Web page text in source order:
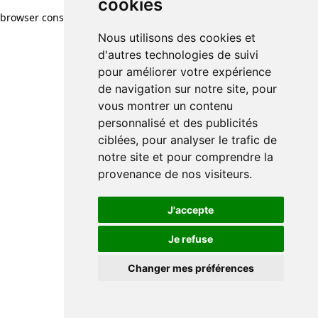
cookies
Nous utilisons des cookies et
d'autres technologies de suivi
pour améliorer votre expérience
de navigation sur notre site, pour
vous montrer un contenu
personnalisé et des publicités
ciblées, pour analyser le trafic de
notre site et pour comprendre la
provenance de nos visiteurs.
J'accepte
Je refuse
Changer mes préférences
browser console for more information)